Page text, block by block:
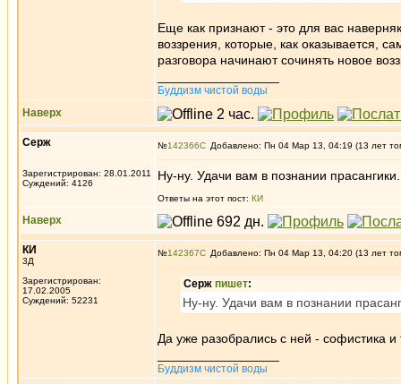
Еще как признают - это для вас
воззрения, которые, как оказывается,
разговора начинают сочинять новое
Буддизм чистой воды
Наверх
Серж
Зарегистрирован: 28.01.2011
Суждений: 4126
№142366 Добавлено: Пн 04 Мар 13, 04:19 (13 лет
Ну-ну. Удачи вам в познании
Ответы на этот пост: КИ
Наверх
КИ
3Д
Зарегистрирован:
17.02.2005
Суждений: 52231
№142367 Добавлено: Пн 04 Мар 13, 04:20 (13 лет
Серж пишет:
Ну-ну. Удачи вам в познании
Да уже разобрались с ней - софистика и
Буддизм чистой воды